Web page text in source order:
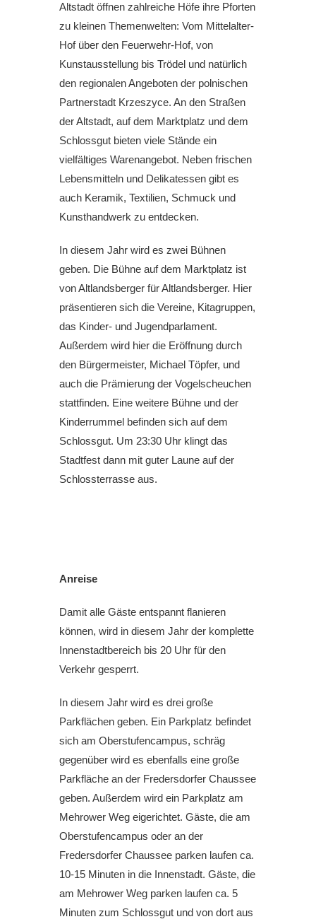
Altstadt öffnen zahlreiche Höfe ihre Pforten
zu kleinen Themenwelten: Vom Mittelalter-
Hof über den Feuerwehr-Hof, von
Kunstausstellung bis Trödel und natürlich
den regionalen Angeboten der polnischen
Partnerstadt Krzeszyce. An den Straßen
der Altstadt, auf dem Marktplatz und dem
Schlossgut bieten viele Stände ein
vielfältiges Warenangebot. Neben frischen
Lebensmitteln und Delikatessen gibt es
auch Keramik, Textilien, Schmuck und
Kunsthandwerk zu entdecken.
In diesem Jahr wird es zwei Bühnen
geben. Die Bühne auf dem Marktplatz ist
von Altlandsberger für Altlandsberger. Hier
präsentieren sich die Vereine, Kitagruppen,
das Kinder- und Jugendparlament.
Außerdem wird hier die Eröffnung durch
den Bürgermeister, Michael Töpfer, und
auch die Prämierung der Vogelscheuchen
stattfinden. Eine weitere Bühne und der
Kinderrummel befinden sich auf dem
Schlossgut. Um 23:30 Uhr klingt das
Stadtfest dann mit guter Laune auf der
Schlossterrasse aus.
Anreise
Damit alle Gäste entspannt flanieren
können, wird in diesem Jahr der komplette
Innenstadtbereich bis 20 Uhr für den
Verkehr gesperrt.
In diesem Jahr wird es drei große
Parkflächen geben. Ein Parkplatz befindet
sich am Oberstufencampus, schräg
gegenüber wird es ebenfalls eine große
Parkfläche an der Fredersdorfer Chaussee
geben. Außerdem wird ein Parkplatz am
Mehrower Weg eigerichtet. Gäste, die am
Oberstufencampus oder an der
Fredersdorfer Chaussee parken laufen ca.
10-15 Minuten in die Innenstadt. Gäste, die
am Mehrower Weg parken laufen ca. 5
Minuten zum Schlossgut und von dort aus